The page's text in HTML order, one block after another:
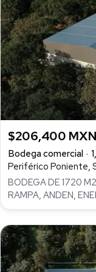
$206,400 MXN
Bodega comercial
Periférico Poniente,
BODEGA DE 1720
RAMPA, ANDEN,